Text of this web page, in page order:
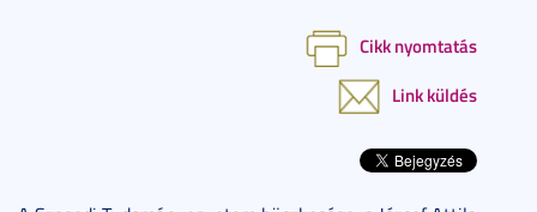
Cikk nyomtatás
Link küldés